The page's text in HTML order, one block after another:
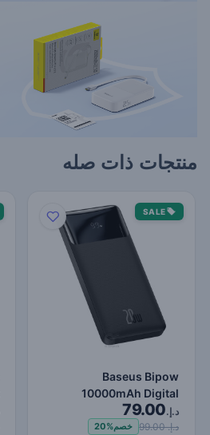
منتجات ذات صله
SALE
Baseus Bipow
10000mAh Digital
Display Power Bank,
20W Fast Charg…
د.إ.79.00
د.إ. 99.00 خصم20%